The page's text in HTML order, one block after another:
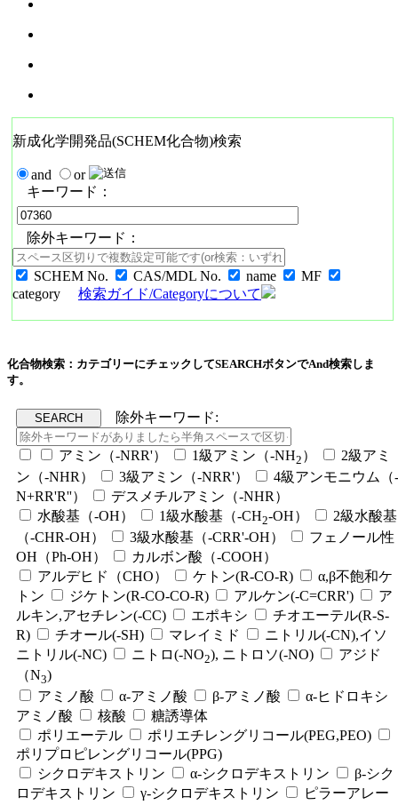
新成化学開発品(SCHEM化合物)検索
and
or
キーワード：
除外キーワード：
SCHEM No. CAS/MDL No. name
MF
category
検索ガイド/Categoryについて
化合物検索：カテゴリーにチェックしてSEARCHボタンでAnd検索しま
す。
除外キーワード:
アミン（-NRR'） 1級アミン（-NH2 ）
2級アミ
ン（-NHR）
3級アミン（-NRR'）
4級アンモニウム（-
N+RR'R''）
デスメチルアミン（-NHR）
水酸基（-OH）
1級水酸基（-CH2-OH）
2級水酸基
（-CHR-OH）
3級水酸基（-CRR'-OH）
フェノール性
OH（Ph-OH）
カルボン酸（-COOH）
アルデヒド（CHO）
ケトン(R-CO-R)
α,β不飽和ケ
トン
ジケトン(R-CO-CO-R) アルケン(-C=CRR')
ア
ルキン,アセチレン(-CC)
エポキシ
チオエーテル(R-S-
R)
チオール(-SH) マレイミド
ニトリル(-CN),イソ
ニトリル(-NC)
ニトロ(-NO2), ニトロソ(-NO)
アジド
（N3)
アミノ酸
α-アミノ酸 β-アミノ酸
α-ヒドロキシ
アミノ酸
核酸
糖誘導体
ポリエーテル
ポリエチレングリコール(PEG,PEO)
ポリプロピレングリコール(PPG)
シクロデキストリン
α-シクロデキストリン
β-シク
ロデキストリン
γ-シクロデキストリン ピラーアレー